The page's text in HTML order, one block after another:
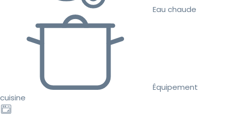
Eau chaude
Équipement
cuisine